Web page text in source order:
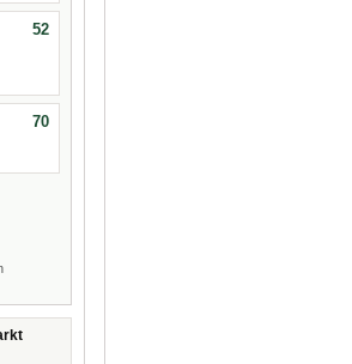
52
70